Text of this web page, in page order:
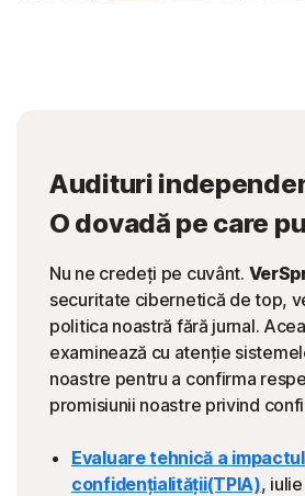
Audituri
O dovadă pe care
Nu ne credeți pe cuvânt.
securitate cibernetică de top,
politica noastră fără jurnal.
examinează cu atenție
noastre pentru a confirma
promisiunii noastre privind
Evaluare tehnică a
confidențialității(TPIA),